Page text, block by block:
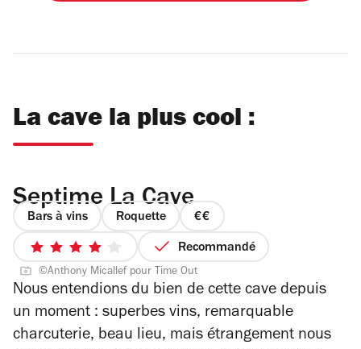
La cave la plus cool :
Septime La Cave
Bars à vins Roquette
prix
2
4
4
sur
5
étoiles
Recommandé
©Anthony Micallef pour Time Out
Nous entendions du bien de cette cave depuis
un moment : superbes vins, remarquable
charcuterie, beau lieu, mais étrangement nous